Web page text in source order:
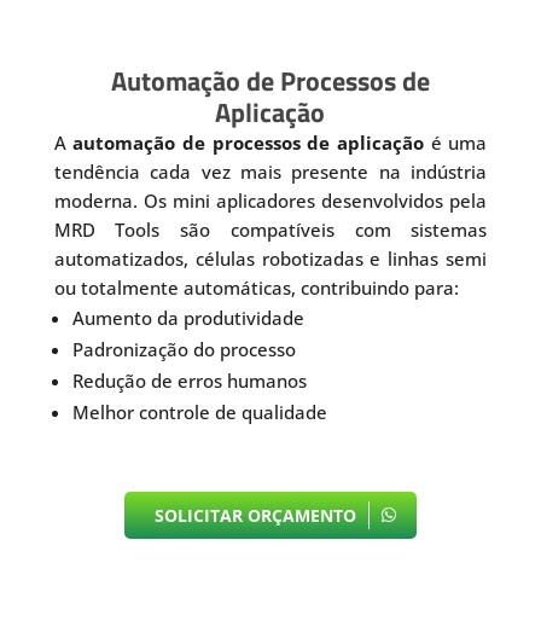
Automação de Processos de
Aplicação
Aautomação de processos de aplicaçãoé uma
tendência cada vez mais presente na indústria
moderna. Os mini aplicadores desenvolvidos pela
MRD Tools são compatíveis com sistemas
automatizados, células robotizadas e linhas semi
ou totalmente automáticas, contribuindo para:
Aumento da produtividade
Padronização do processo
Redução de erros humanos
Melhor controle de qualidade
SOLICITAR ORÇAMENTO